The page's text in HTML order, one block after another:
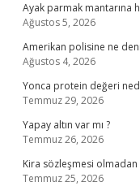
Ayak parmak mantarına
Ağustos 5, 2026
Amerikan polisine ne
Ağustos 4, 2026
Yonca protein değeri
Temmuz 29, 2026
Yapay altın var mı ?
Temmuz 26, 2026
Kira sözleşmesi
Temmuz 25, 2026